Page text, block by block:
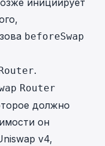
инициирует
beforeSwap
Router.
Router
должно
он
v4,